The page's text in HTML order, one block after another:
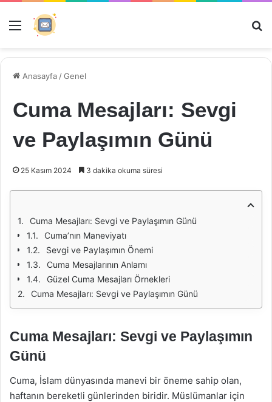
Menü
Anasayfa /Genel
Cuma Mesajları: Sevgi
ve Paylaşımın Günü
25 Kasım 2024 3 dakika okuma süresi
Cuma Mesajları: Sevgi ve Paylaşımın Günü
Cuma’nın Maneviyatı
Sevgi ve Paylaşımın Önemi
Cuma Mesajlarının Anlamı
Güzel Cuma Mesajları Örnekleri
Cuma Mesajları: Sevgi ve Paylaşımın Günü
Cuma Mesajları: Sevgi ve Paylaşımın
Günü
Cuma, İslam dünyasında manevi bir öneme sahip olan,
haftanın bereketli günlerinden biridir. Müslümanlar için